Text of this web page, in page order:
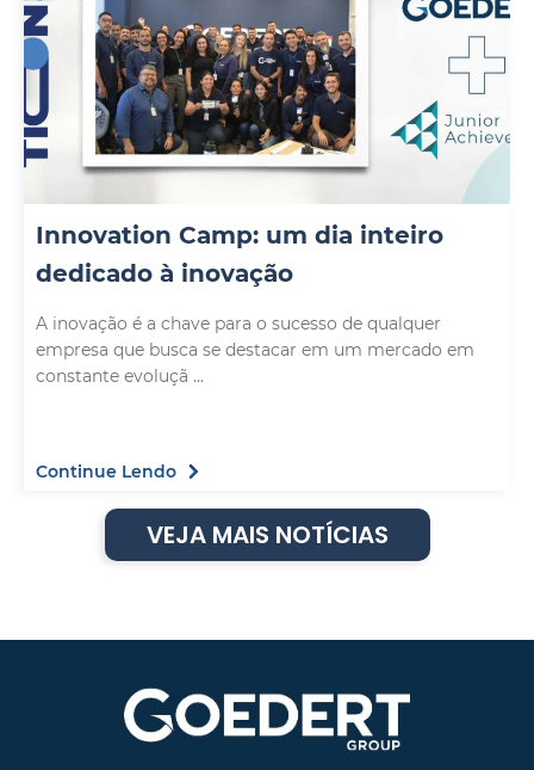
Innovation Camp: um dia inteiro
dedicado à inovação
A inovação é a chave para o sucesso de qualquer
empresa que busca se destacar em um mercado em
constante evoluçã ...
Continue Lendo
VEJA MAIS NOTÍCIAS